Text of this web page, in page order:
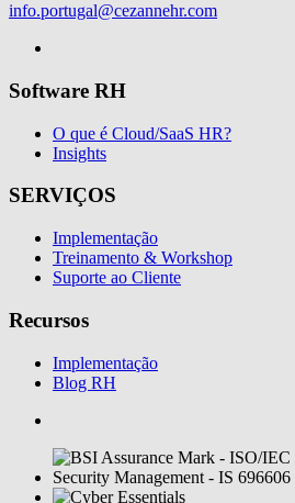
info.portugal@cezannehr.com
Software RH
O que é Cloud/SaaS HR?
Insights
SERVIÇOS
Implementação
Treinamento & Workshop
Suporte ao Cliente
Recursos
Implementação
Blog RH